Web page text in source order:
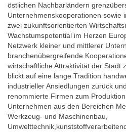
östlichen Nachbarländern
Unternehmenskooperationen sowie
zwei zukunftsorientierten
Wachstumspotential im Herzen
Netzwerk kleiner und mittlerer
branchenübergreifende
wirtschaftliche Attraktivität der Stadt
blickt auf eine lange Tradition
industrieller Ansiedlungen zurück
renommierte Firmen zum
Unternehmen aus den Bereichen
Werkzeug- und Maschinenbau,